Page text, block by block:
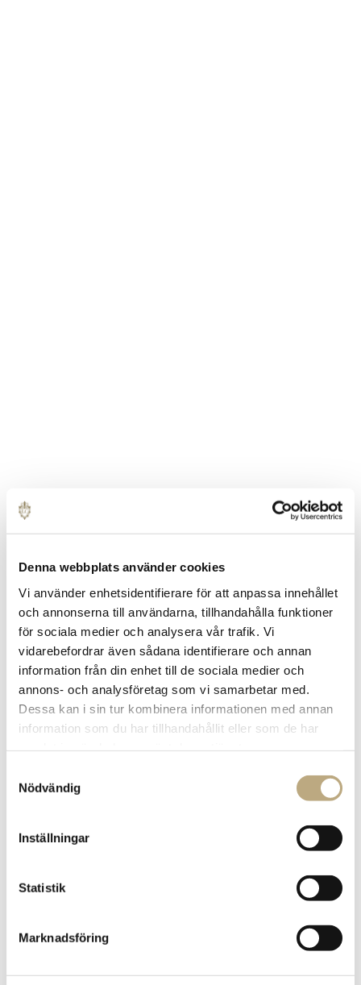
Denna webbplats använder cookies
Vi använder enhetsidentifierare för att anpassa innehållet
och annonserna till användarna, tillhandahålla funktioner
för sociala medier och analysera vår trafik. Vi
vidarebefordrar även sådana identifierare och annan
information från din enhet till de sociala medier och
annons- och analysföretag som vi samarbetar med.
Dessa kan i sin tur kombinera informationen med annan
information som du har tillhandahållit eller som de har
Nödvändig
Inställningar
Statistik
Marknadsföring
Extra trygghet
med testamente
och
Vill du skapa extra trygghet för dig och din familj? Med en
dina intressen eller ta beslut om din ekonomi. Ett tydligt
testamente ökar också din och din familjs trygghet och